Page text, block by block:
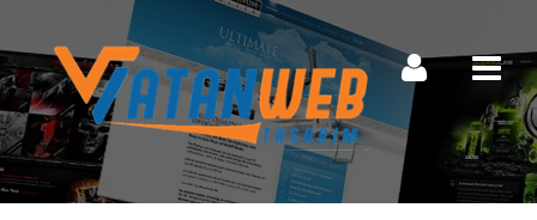
Müşteri Paneli